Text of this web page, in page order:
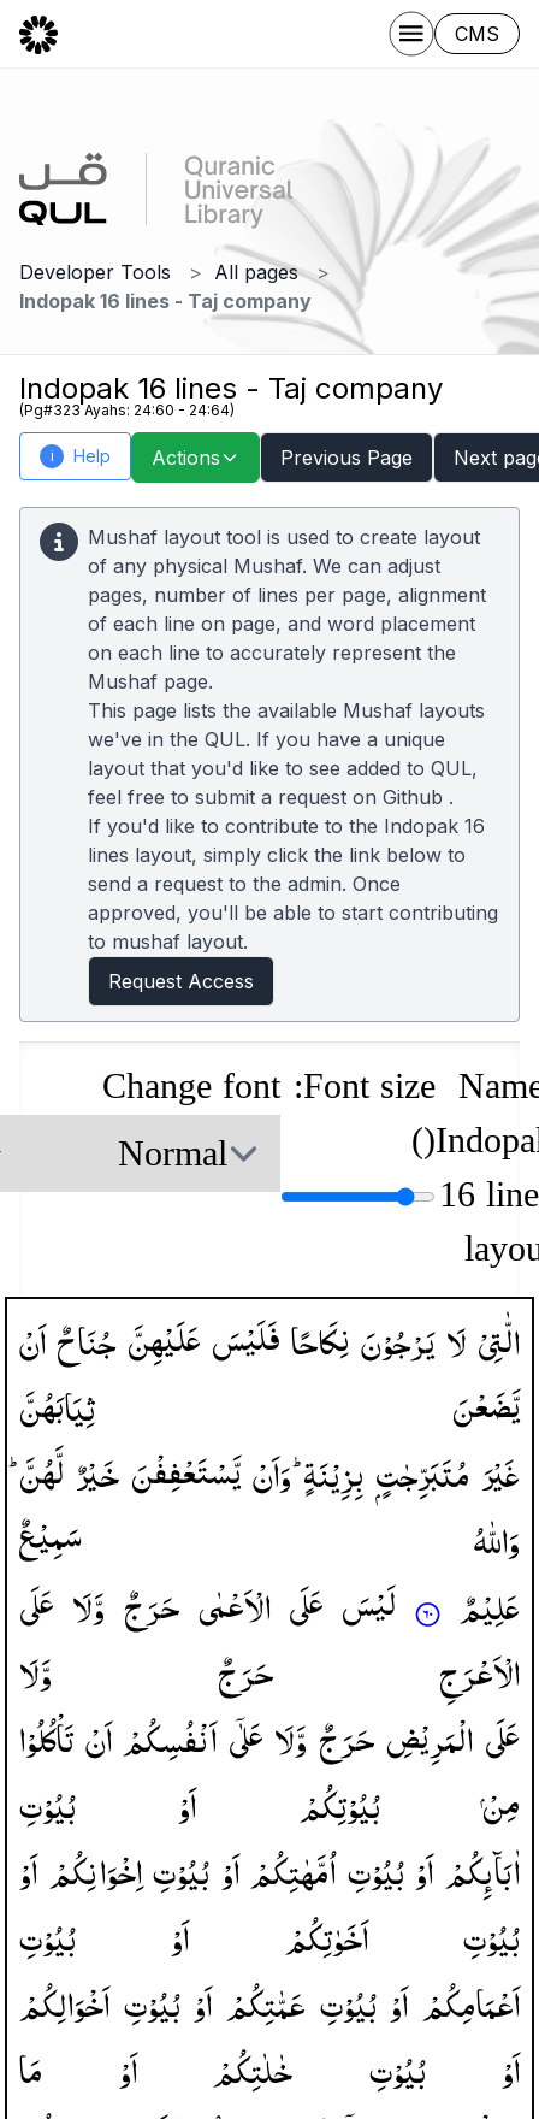
CMS
Developer Tools
All pages
Indopak 16 lines - Taj company
Indopak 16 lines - Taj company
(Pg#323 Ayahs: 24:60 - 24:64)
i Help Actions Previous Page Next
Mushaf layout tool is used to create layout
of any physical Mushaf. We can adjust
pages, number of lines per page, alignment
of each line on page, and word placement
on each line to accurately represent the
Mushaf page.
This page lists the available Mushaf layouts
we've in the QUL. If you have a unique
layout that you'd like to see added to QUL,
feel free to submit a request on Github .
If you'd like to contribute to the Indopak 16
lines layout, simply click the link below to
send a request to the admin. Once
approved, you'll be able to start contributing
to mushaf layout.
Request Access
16
Font size:
(
)
Change font
الّٰتِیْلَایَرْجُوْنَنِكَاحًافَلَیْسَعَلَیْهِنَّجُنَاحٌاَنْ
یَّضَعْنَ
ثِیَابَهُنَّ
غَیْرَمُتَبَرِّجٰتٍبِزِیْنَةٍ ؕوَاَنْیَّسْتَعْفِفْنَخَیْرٌلَّهُنَّ ؕ
وَاللّٰهُ
سَمِیْعٌ
عَلِیْمٌ
لَیْسَ عَلَی الْاَعْمٰی حَرَجٌ وَّلَا عَلَی
الْاَعْرَجِ
حَرَجٌ
وَّلَا
عَلَیالْمَرِیْضِحَرَجٌوَّلَاعَلٰۤیاَنْفُسِكُمْاَنْتَاْكُلُوْا
مِنْ
بُیُوْتِكُمْ اَوْ
بُیُوْتِ
اٰبَآىِٕكُمْاَوْبُیُوْتِاُمَّهٰتِكُمْاَوْبُیُوْتِاِخْوَانِكُمْاَوْ
بُیُوْتِ
اَخَوٰتِكُمْ اَوْ
بُیُوْتِ
اَعْمَامِكُمْاَوْبُیُوْتِ عَمّٰتِكُمْاَوْبُیُوْتِاَخْوَالِكُمْ
اَوْ
بُیُوْتِ خٰلٰتِكُمْ اَوْ
مَا